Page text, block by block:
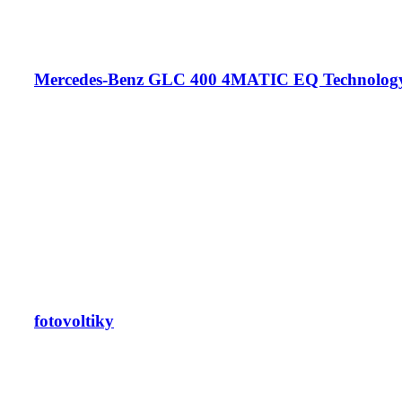
Mercedes-Benz GLC 400 4MATIC EQ
fotovoltiky